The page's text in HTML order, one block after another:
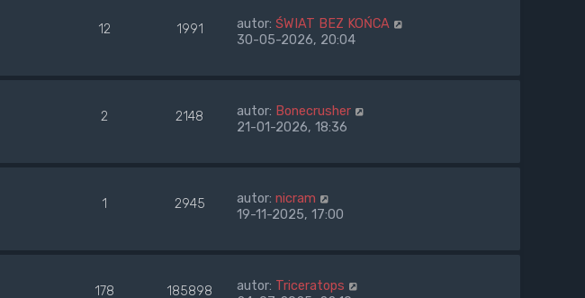
12 1991 autor: ŚWIAT BEZ KOŃCA
30-05-2026, 20:04
2 2148 autor: Bonecrusher
21-01-2026, 18:36
1 2945 autor: nicram
19-11-2025, 17:00
178 185898 autor: Triceratops